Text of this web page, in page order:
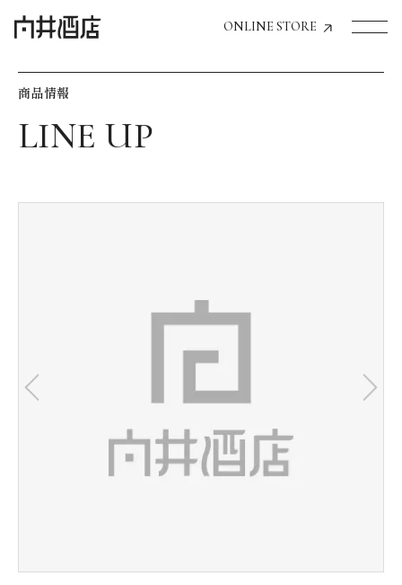
ONLINE STORE
飲食店経営のお客様
お気に入り機能の活用方法
会社情報
商品情報